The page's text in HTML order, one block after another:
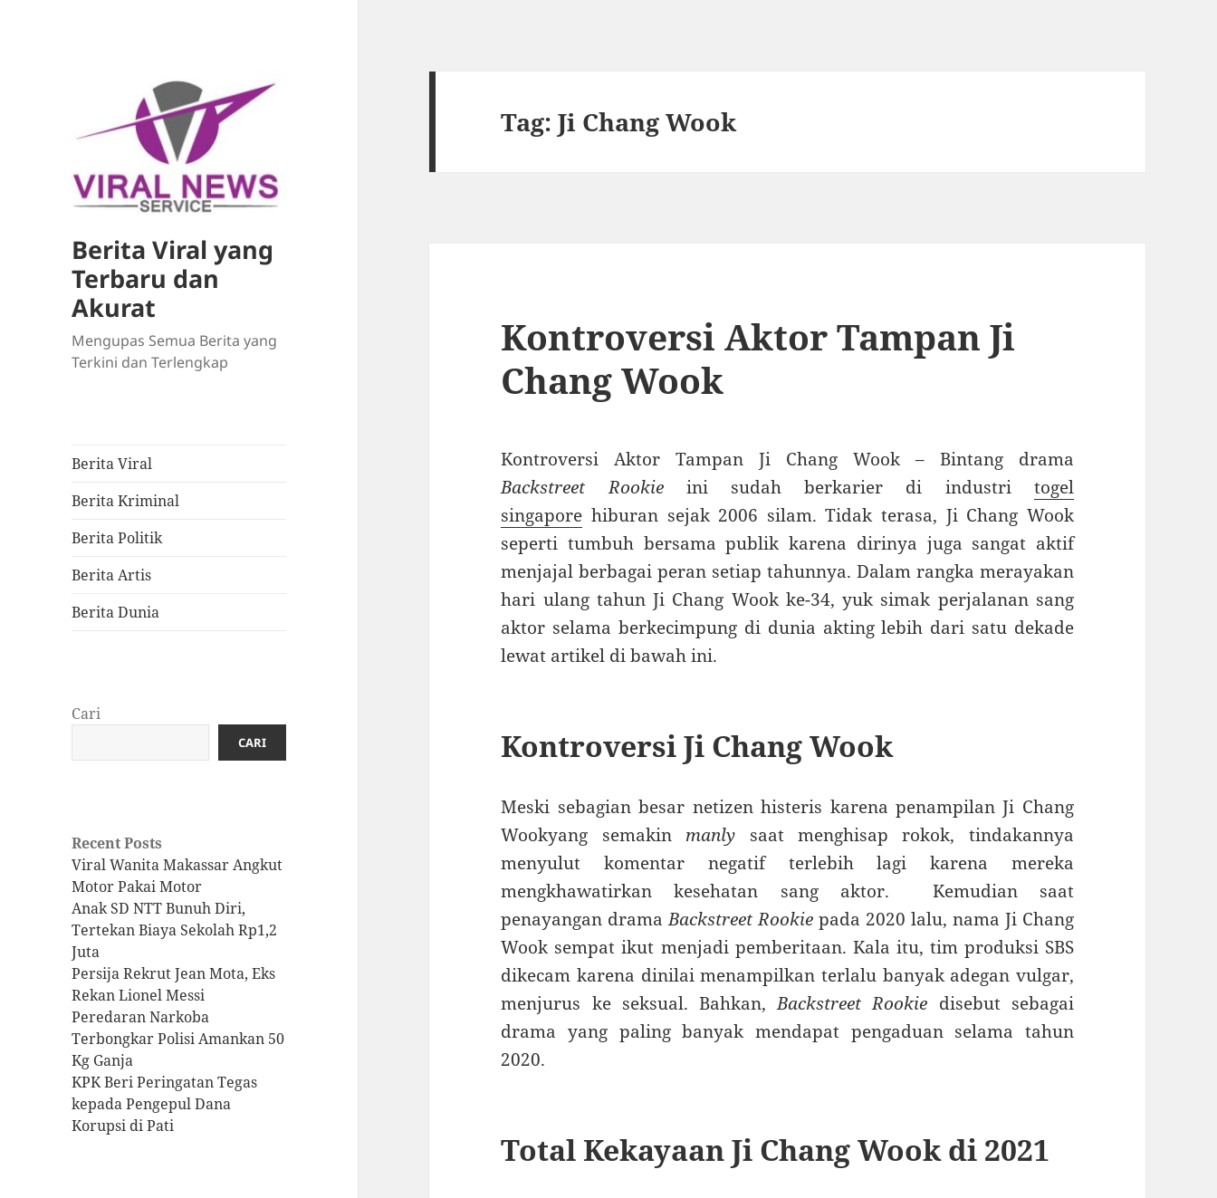
Berita Viral yang
Terbaru dan
Akurat
Mengupas Semua Berita yang
Terkini dan Terlengkap
Berita Viral
Berita Kriminal
Berita Politik
Berita Artis
Berita Dunia
Cari
CARI
Recent Posts
Viral Wanita Makassar Angkut
Motor Pakai Motor
Anak SD NTT Bunuh Diri,
Tertekan Biaya Sekolah Rp1,2
Juta
Persija Rekrut Jean Mota, Eks
Rekan Lionel Messi
Peredaran Narkoba
Terbongkar Polisi Amankan 50
Kg Ganja
KPK Beri Peringatan Tegas
kepada Pengepul Dana
Korupsi di Pati
Tag:Ji Chang Wook
Kontroversi Aktor Tampan Ji
Chang Wook
Kontroversi Aktor Tampan Ji Chang Wook – Bintang drama
Backstreet Rookieini sudah berkarier di industri togel
singapore hiburan sejak 2006 silam. Tidak terasa, Ji Chang Wook
seperti tumbuh bersama publik karena dirinya juga sangat aktif
menjajal berbagai peran setiap tahunnya. Dalam rangka merayakan
hari ulang tahun Ji Chang Wook ke-34, yuk simak perjalanan sang
aktor selama berkecimpung di dunia akting lebih dari satu dekade
lewat artikel di bawah ini.
Kontroversi Ji Chang Wook
Meski sebagian besar netizen histeris karena penampilan Ji Chang
Wookyang semakin manly saat menghisap rokok, tindakannya
menyulut komentar negatif terlebih lagi karena mereka
mengkhawatirkan kesehatan sang aktor. Kemudian saat
penayangan drama Backstreet Rookie pada 2020 lalu, nama Ji Chang
Wook sempat ikut menjadi pemberitaan. Kala itu, tim produksi SBS
dikecam karena dinilai menampilkan terlalu banyak adegan vulgar,
menjurus ke seksual. Bahkan,Backstreet Rookie disebut sebagai
drama yang paling banyak mendapat pengaduan selama tahun
2020.
Total Kekayaan Ji Chang Wook di 2021